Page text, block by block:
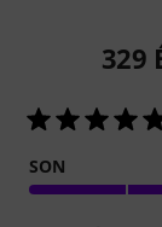
329
SON